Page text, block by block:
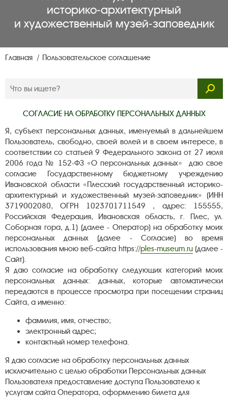
историко‑архитектурный
и художественный музей‑заповедник
Главная Пользовательское соглашение
СОГЛАСИЕ НА ОБРАБОТКУ ПЕРСОНАЛЬНЫХ ДАННЫХ
Я, субъект персональных данных, именуемый в дальнейшем
Пользователь, свободно, своей волей и в своем интересе, в
соответствии со статьей 9 Федерального закона от 27 июля
2006 года № 152-ФЗ «О персональных данных» даю свое
согласие Государственному бюджетному учреждению
Ивановской области «Плесский государственный историко-
архитектурный и художественный музей-заповедник» (ИНН
3719002080, ОГРН 1023701711549 , адрес: 155555,
Российская Федерация, Ивановская область, г. Плес, ул.
Соборная гора, д.1) (далее - Оператор) на обработку моих
персональных данных (далее - Согласие) во время
использования мною веб-сайта https://ples-museum.ru(далее -
Сайт).
Я даю согласие на обработку следующих категорий моих
персональных данных: данных, которые автоматически
передаются в процессе просмотра при посещении страниц
Сайта, а именно:
фамилия, имя, отчество;
электронный адрес;
контактный номер телефона.
Я даю согласие на обработку персональных данных
исключительно с целью обработки Персональных данных
Пользователя предоставление доступа Пользователю к
услугам сайта Оператора, оформлению билета для